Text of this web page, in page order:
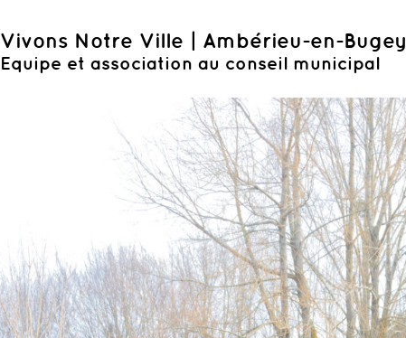
Vivons Notre Ville | Ambérieu-en-Bugey
Equipe et association au conseil municipal